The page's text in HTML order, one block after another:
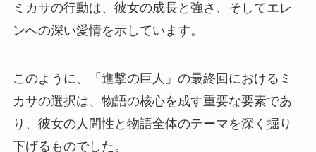
ミカサの行動は、彼女の成長と強さ、そしてエレ
ンへの深い愛情を示しています。
このように、「進撃の巨人」の最終回におけるミ
カサの選択は、物語の核心を成す重要な要素であ
り、彼女の人間性と物語全体のテーマを深く掘り
下げるものでした。